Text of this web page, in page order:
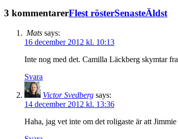
3 kommentarerFlest rösterSenasteÄldst
Mats says:
16 december 2012 kl. 10:13
Inte nog med det. Camilla Läckberg skymtar
Svara
Victor Svedberg says:
14 december 2012 kl. 13:36
Haha, jag vet inte om det roligaste är att